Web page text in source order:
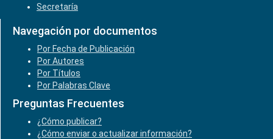
Secretaría
Navegación por documentos
Por Fecha de Publicación
Por Autores
Por Títulos
Por Palabras Clave
Preguntas Frecuentes
¿Cómo publicar?
¿Cómo enviar o actualizar información?